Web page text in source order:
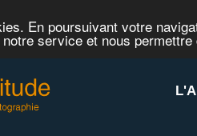
En poursuivant votre
service et nous